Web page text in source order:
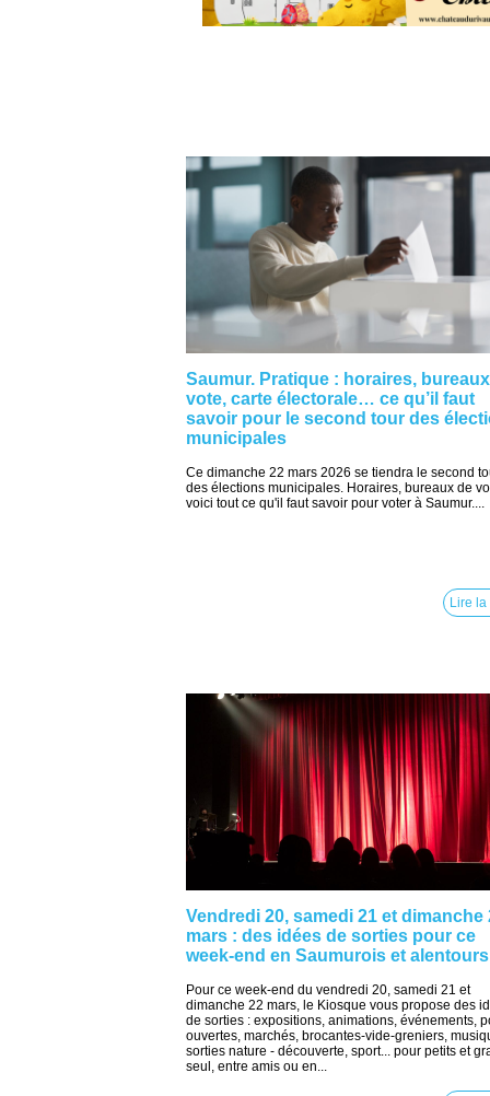
Saumur. Pratique : horaires,
vote, carte électorale… ce qu’il faut
savoir pour le second tour des
municipales
Ce dimanche 22 mars 2026 se tiendra le second
des élections municipales. Horaires, bureaux de
voici tout ce qu'il faut savoir pour voter à Saumur....
Lire la
Vendredi 20, samedi 21 et dimanche
mars : des idées de sorties pour ce
week-end en Saumurois et alentours
Pour ce week-end du vendredi 20, samedi 21 et
dimanche 22 mars, le Kiosque vous propose des
de sorties : expositions, animations, événements,
ouvertes, marchés, brocantes-vide-greniers,
sorties nature - découverte, sport... pour petits et
seul, entre amis ou en...